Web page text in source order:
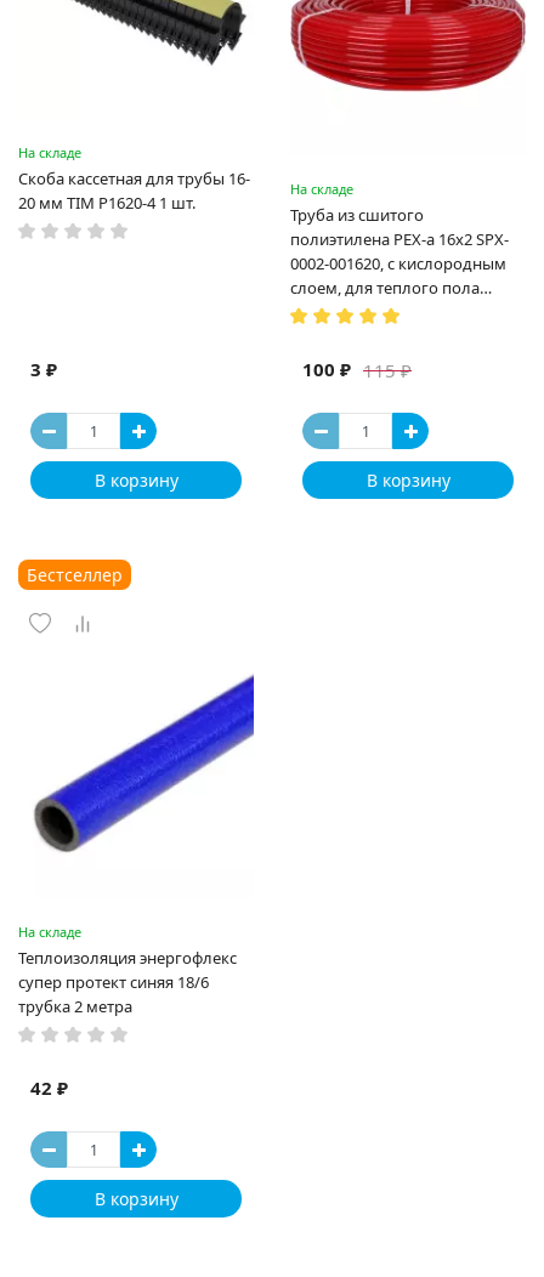
На складе
Скоба кассетная для трубы 16-
20 мм TIM P1620-4 1 шт.
3 ₽
В корзину
На складе
Труба из сшитого
полиэтилена PEX-a 16х2 SPX-
0002-001620, с кислородным
слоем, для теплого пола
(Испания)
115 ₽
100 ₽
В корзину
Бестселлер
На складе
Теплоизоляция энергофлекс
супер протект синяя 18/6
трубка 2 метра
42 ₽
В корзину